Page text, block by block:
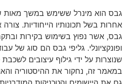
גבס הוא מינרל ששימש במשך מאות
אחרות בשל תכונותיו הייחודיות.
גבס, אשר נפוץ בשימוש בקירות
ופונקציונלי. גליפי גבס הם סוג של
שנוצרות על ידי גילוף עיצובים
במאמר זה, נחקור את ההיסטוריה